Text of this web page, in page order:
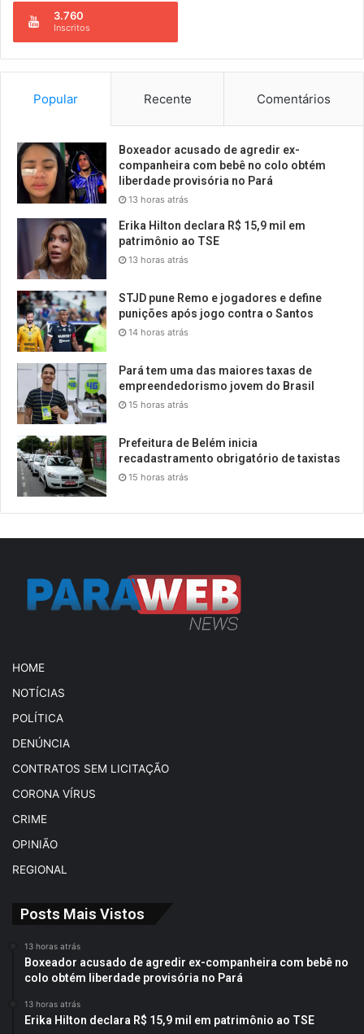
3.760
Inscritos
Popular Recente Comentários
Boxeador acusado de agredir ex-
companheira com bebê no colo obtém
liberdade provisória no Pará
13 horas atrás
Erika Hilton declara R$ 15,9 mil em
patrimônio ao TSE
13 horas atrás
STJD pune Remo e jogadores e define
punições após jogo contra o Santos
14 horas atrás
Pará tem uma das maiores taxas de
empreendedorismo jovem do Brasil
15 horas atrás
Prefeitura de Belém inicia
recadastramento obrigatório de taxistas
15 horas atrás
HOME
NOTÍCIAS
POLÍTICA
DENÚNCIA
CONTRATOS SEM LICITAÇÃO
CORONA VÍRUS
CRIME
OPINIÃO
REGIONAL
Posts Mais Vistos
13 horas atrás
Boxeador acusado de agredir ex-companheira com bebê no
colo obtém liberdade provisória no Pará
13 horas atrás
Erika Hilton declara R$ 15,9 mil em patrimônio ao TSE